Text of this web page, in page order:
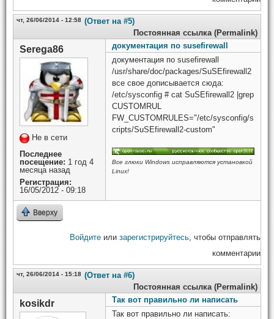
чт, 26/06/2014 - 12:58 (Ответ на #5)
Постоянная ссылка (Permalink)
Serega86
Не в сети
Последнее
посещение: 1 год 4
месяца назад
Регистрация:
16/05/2012 - 09:18
документация по susefirewall
документация по susefirewall
/usr/share/doc/packages/SuSEfirewall2
все свое дописывается сюда:
/etc/sysconfig # cat SuSEfirewall2 |grep
CUSTOMRUL
FW_CUSTOMRULES="/etc/sysconfig/s
cripts/SuSEfirewall2-custom"
Все глюки Windows исправляются установкой
Linux!
Вверху
Войдите или зарегистрируйтесь, чтобы отправлять
комментарии
чт, 26/06/2014 - 15:18 (Ответ на #6)
Постоянная ссылка (Permalink)
kosikdr
Так вот правильно ли написать
Так вот правильно ли написать: